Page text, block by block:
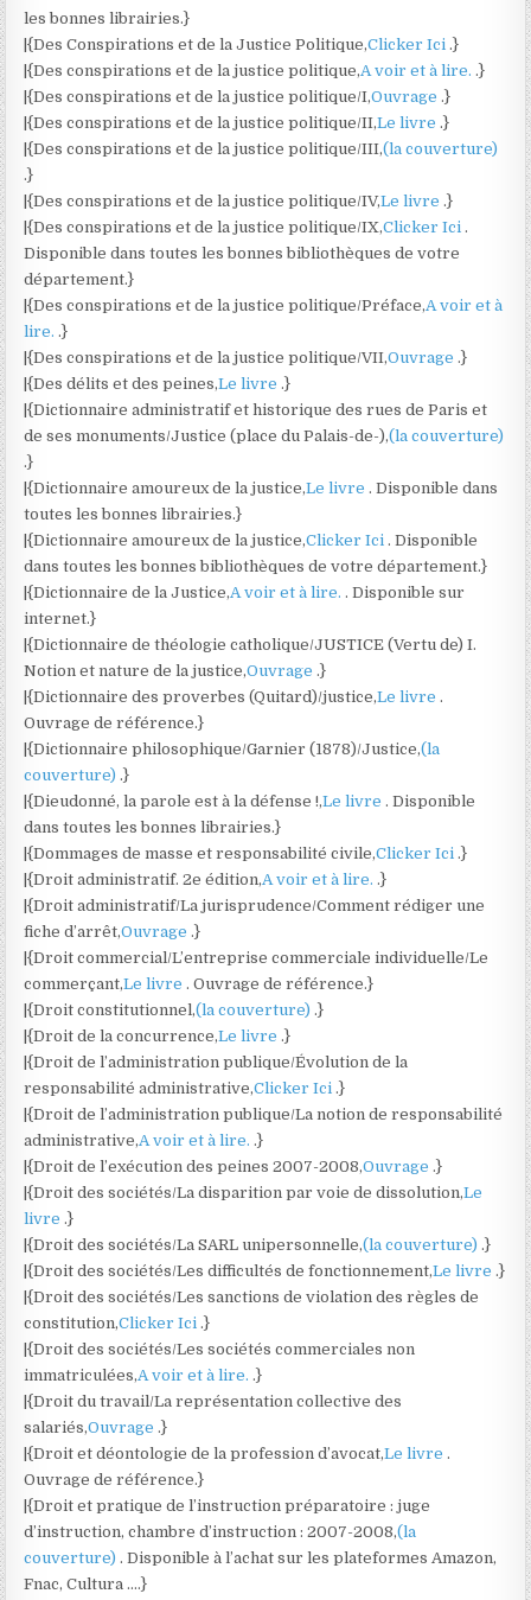
les bonnes librairies.}
|{Des Conspirations et de la Justice Politique,Clicker Ici.}
|{Des conspirations et de la justice politique,A voir et à lire..}
|{Des conspirations et de la justice politique/I,Ouvrage.}
|{Des conspirations et de la justice politique/II,Le livre.}
|{Des conspirations et de la justice politique/III,(la couverture)
.}
|{Des conspirations et de la justice politique/IV,Le livre.}
|{Des conspirations et de la justice politique/IX,Clicker Ici.
Disponible dans toutes les bonnes bibliothèques de votre
département.}
|{Des conspirations et de la justice politique/Préface,A voir et à
lire..}
|{Des conspirations et de la justice politique/VII,Ouvrage.}
|{Des délits et des peines,Le livre.}
|{Dictionnaire administratif et historique des rues de Paris et
de ses monuments/Justice (place du Palais-de-),(la couverture)
.}
|{Dictionnaire amoureux de la justice,Le livre. Disponible dans
toutes les bonnes librairies.}
|{Dictionnaire amoureux de la justice,Clicker Ici. Disponible
dans toutes les bonnes bibliothèques de votre département.}
|{Dictionnaire de la Justice,A voir et à lire.. Disponible sur
internet.}
|{Dictionnaire de théologie catholique/JUSTICE (Vertu de) I.
Notion et nature de la justice,Ouvrage.}
|{Dictionnaire des proverbes (Quitard)/justice,Le livre.
Ouvrage de référence.}
|{Dictionnaire philosophique/Garnier (1878)/Justice,(la
couverture).}
|{Dieudonné, la parole est à la défense !,Le livre. Disponible
dans toutes les bonnes librairies.}
|{Dommages de masse et responsabilité civile,Clicker Ici.}
|{Droit administratif. 2e édition,A voir et à lire..}
|{Droit administratif/La jurisprudence/Comment rédiger une
fiche d’arrêt,Ouvrage.}
|{Droit commercial/L’entreprise commerciale individuelle/Le
commerçant,Le livre. Ouvrage de référence.}
|{Droit constitutionnel,(la couverture).}
|{Droit de la concurrence,Le livre.}
|{Droit de l’administration publique/Évolution de la
responsabilité administrative,Clicker Ici.}
|{Droit de l’administration publique/La notion de responsabilité
administrative,A voir et à lire..}
|{Droit de l’exécution des peines 2007-2008,Ouvrage.}
|{Droit des sociétés/La disparition par voie de dissolution,Le
livre.}
|{Droit des sociétés/La SARL unipersonnelle,(la couverture).}
|{Droit des sociétés/Les difficultés de fonctionnement,Le livre.}
|{Droit des sociétés/Les sanctions de violation des règles de
constitution,Clicker Ici.}
|{Droit des sociétés/Les sociétés commerciales non
immatriculées,A voir et à lire..}
|{Droit du travail/La représentation collective des
salariés,Ouvrage.}
|{Droit et déontologie de la profession d’avocat,Le livre.
Ouvrage de référence.}
|{Droit et pratique de l’instruction préparatoire : juge
d’instruction, chambre d’instruction : 2007-2008,(la
couverture). Disponible à l’achat sur les plateformes Amazon,
Fnac, Cultura ….}